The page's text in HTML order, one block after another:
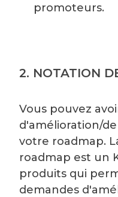
promoteurs.
2. NOTATION
Vous pouvez
d'amélioration/
votre roadmap.
roadmap est un
produits qui
demandes